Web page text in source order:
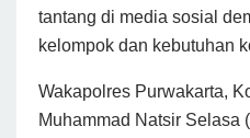
tantang di media sosial
kelompok dan kebutuhan
Wakapolres Purwakarta,
Muhammad Natsir Selasa